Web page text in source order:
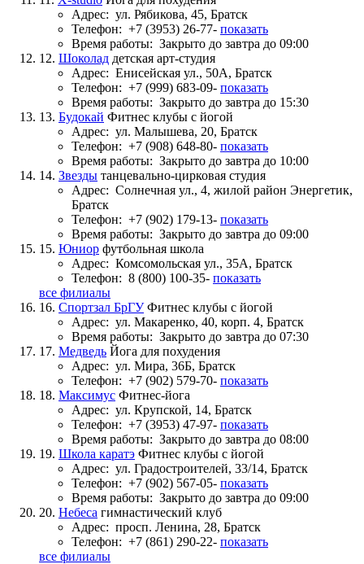
Адрес: ул. Рябикова, 45, Братск
Телефон: +7 (3953) 26-77- показать
Время работы: Закрыто до завтра до 09:00
12. Шоколад детская арт-студия
Адрес: Енисейская ул., 50А, Братск
Телефон: +7 (999) 683-09- показать
Время работы: Закрыто до завтра до 15:30
13. Будокай Фитнес клубы с йогой
Адрес: ул. Малышева, 20, Братск
Телефон: +7 (908) 648-80- показать
Время работы: Закрыто до завтра до 10:00
14. Звезды танцевально-цирковая студия
Адрес: Солнечная ул., 4, жилой район Энергетик,
Братск
Телефон: +7 (902) 179-13- показать
Время работы: Закрыто до завтра до 09:00
15. Юниор футбольная школа
Адрес: Комсомольская ул., 35А, Братск
Телефон: 8 (800) 100-35- показать
все филиалы
16. Спортзал БрГУ Фитнес клубы с йогой
Адрес: ул. Макаренко, 40, корп. 4, Братск
Время работы: Закрыто до завтра до 07:30
17. Медведь Йога для похудения
Адрес: ул. Мира, 36Б, Братск
Телефон: +7 (902) 579-70- показать
18. Максимус Фитнес-йога
Адрес: ул. Крупской, 14, Братск
Телефон: +7 (3953) 47-97- показать
Время работы: Закрыто до завтра до 08:00
19. Школа каратэ Фитнес клубы с йогой
Адрес: ул. Градостроителей, 33/14, Братск
Телефон: +7 (902) 567-05- показать
Время работы: Закрыто до завтра до 09:00
20. Небеса гимнастический клуб
Адрес: просп. Ленина, 28, Братск
Телефон: +7 (861) 290-22- показать
все филиалы